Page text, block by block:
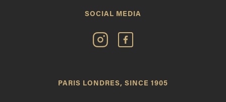
SOCIAL MEDIA
Volg
Paris
Instagram
Vind
op
PARIS LONDRES, SINCE 1905